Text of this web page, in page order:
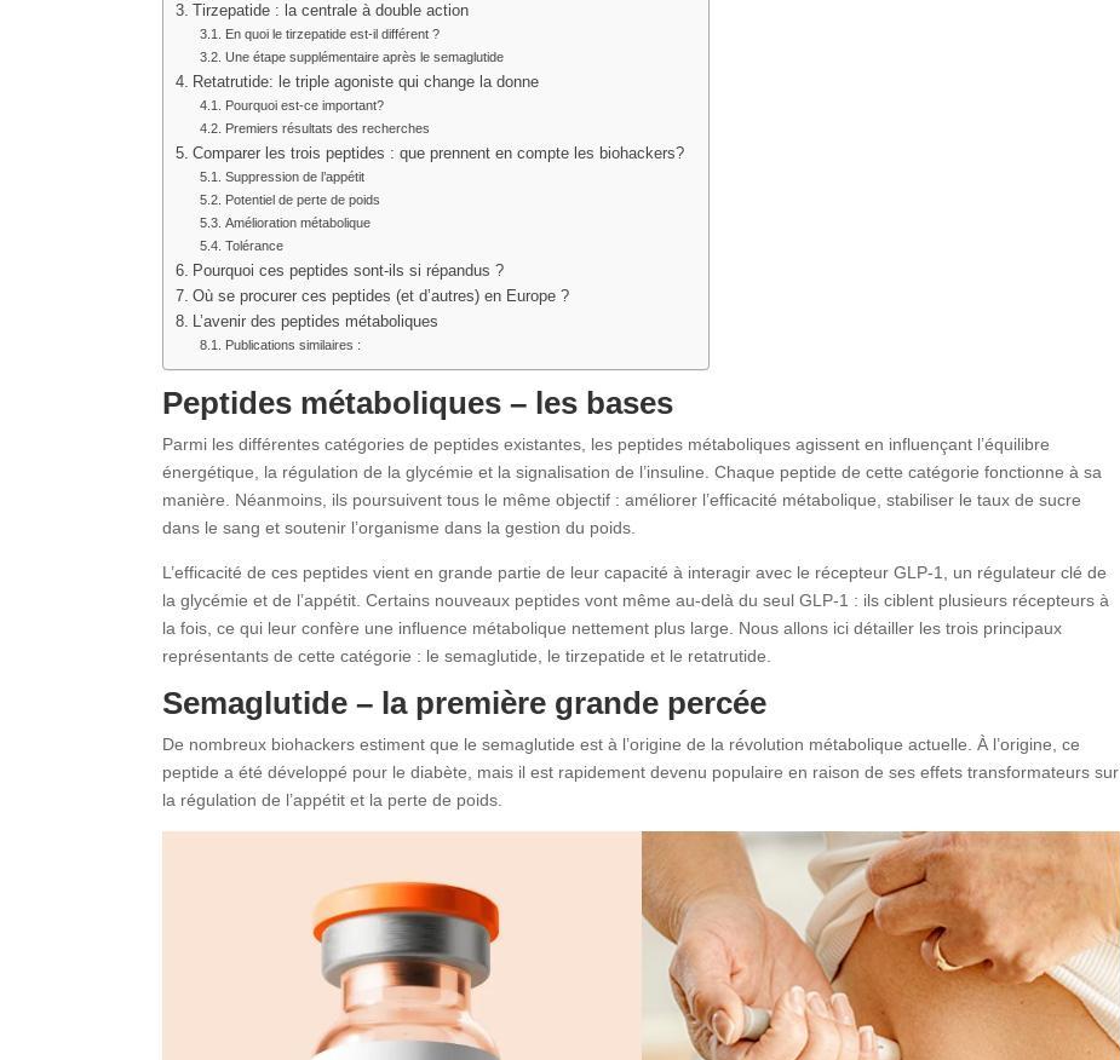
Tirzepatide : la centrale à double action
En quoi le tirzepatide est-il différent ?
Une étape supplémentaire après le semaglutide
Retatrutide: le triple agoniste qui change la donne
Pourquoi est-ce important?
Premiers résultats des recherches
Comparer les trois peptides : que prennent en compte les biohackers?
Suppression de l’appétit
Potentiel de perte de poids
Amélioration métabolique
Tolérance
Pourquoi ces peptides sont-ils si répandus ?
Où se procurer ces peptides (et d’autres) en Europe ?
L’avenir des peptides métaboliques
Publications similaires :
Peptides métaboliques – les bases
Parmi les différentes catégories de peptides existantes, les peptides métaboliques agissent en influençant l’équilibre
énergétique, la régulation de la glycémie et la signalisation de l’insuline. Chaque peptide de cette catégorie fonctionne à sa
manière. Néanmoins, ils poursuivent tous le même objectif : améliorer l’efficacité métabolique, stabiliser le taux de sucre
dans le sang et soutenir l’organisme dans la gestion du poids.
L’efficacité de ces peptides vient en grande partie de leur capacité à interagir avec le récepteur GLP-1, un régulateur clé de
la glycémie et de l’appétit. Certains nouveaux peptides vont même au-delà du seul GLP-1 : ils ciblent plusieurs récepteurs à
la fois, ce qui leur confère une influence métabolique nettement plus large. Nous allons ici détailler les trois principaux
représentants de cette catégorie : le semaglutide, le tirzepatide et le retatrutide.
Semaglutide – la première grande percée
De nombreux biohackers estiment que le semaglutide est à l’origine de la révolution métabolique actuelle. À l’origine, ce
peptide a été développé pour le diabète, mais il est rapidement devenu populaire en raison de ses effets transformateurs sur
la régulation de l’appétit et la perte de poids.